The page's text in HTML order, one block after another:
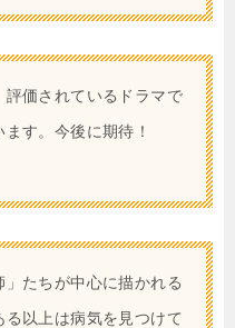
価されているドラマで
す。今後に期待！
」たちが中心に描かれる
る以上は病気を見つけて